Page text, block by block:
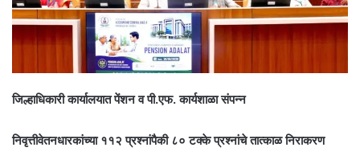
जिल्हाधिकारी कार्यालयात पेंशन व पी.एफ. कार्यशाळा संपन्न
निवृत्तीवेतनधारकांच्या ११२ प्रश्नांपैकी ८० टक्के प्रश्नांचे तात्काळ निराकरण